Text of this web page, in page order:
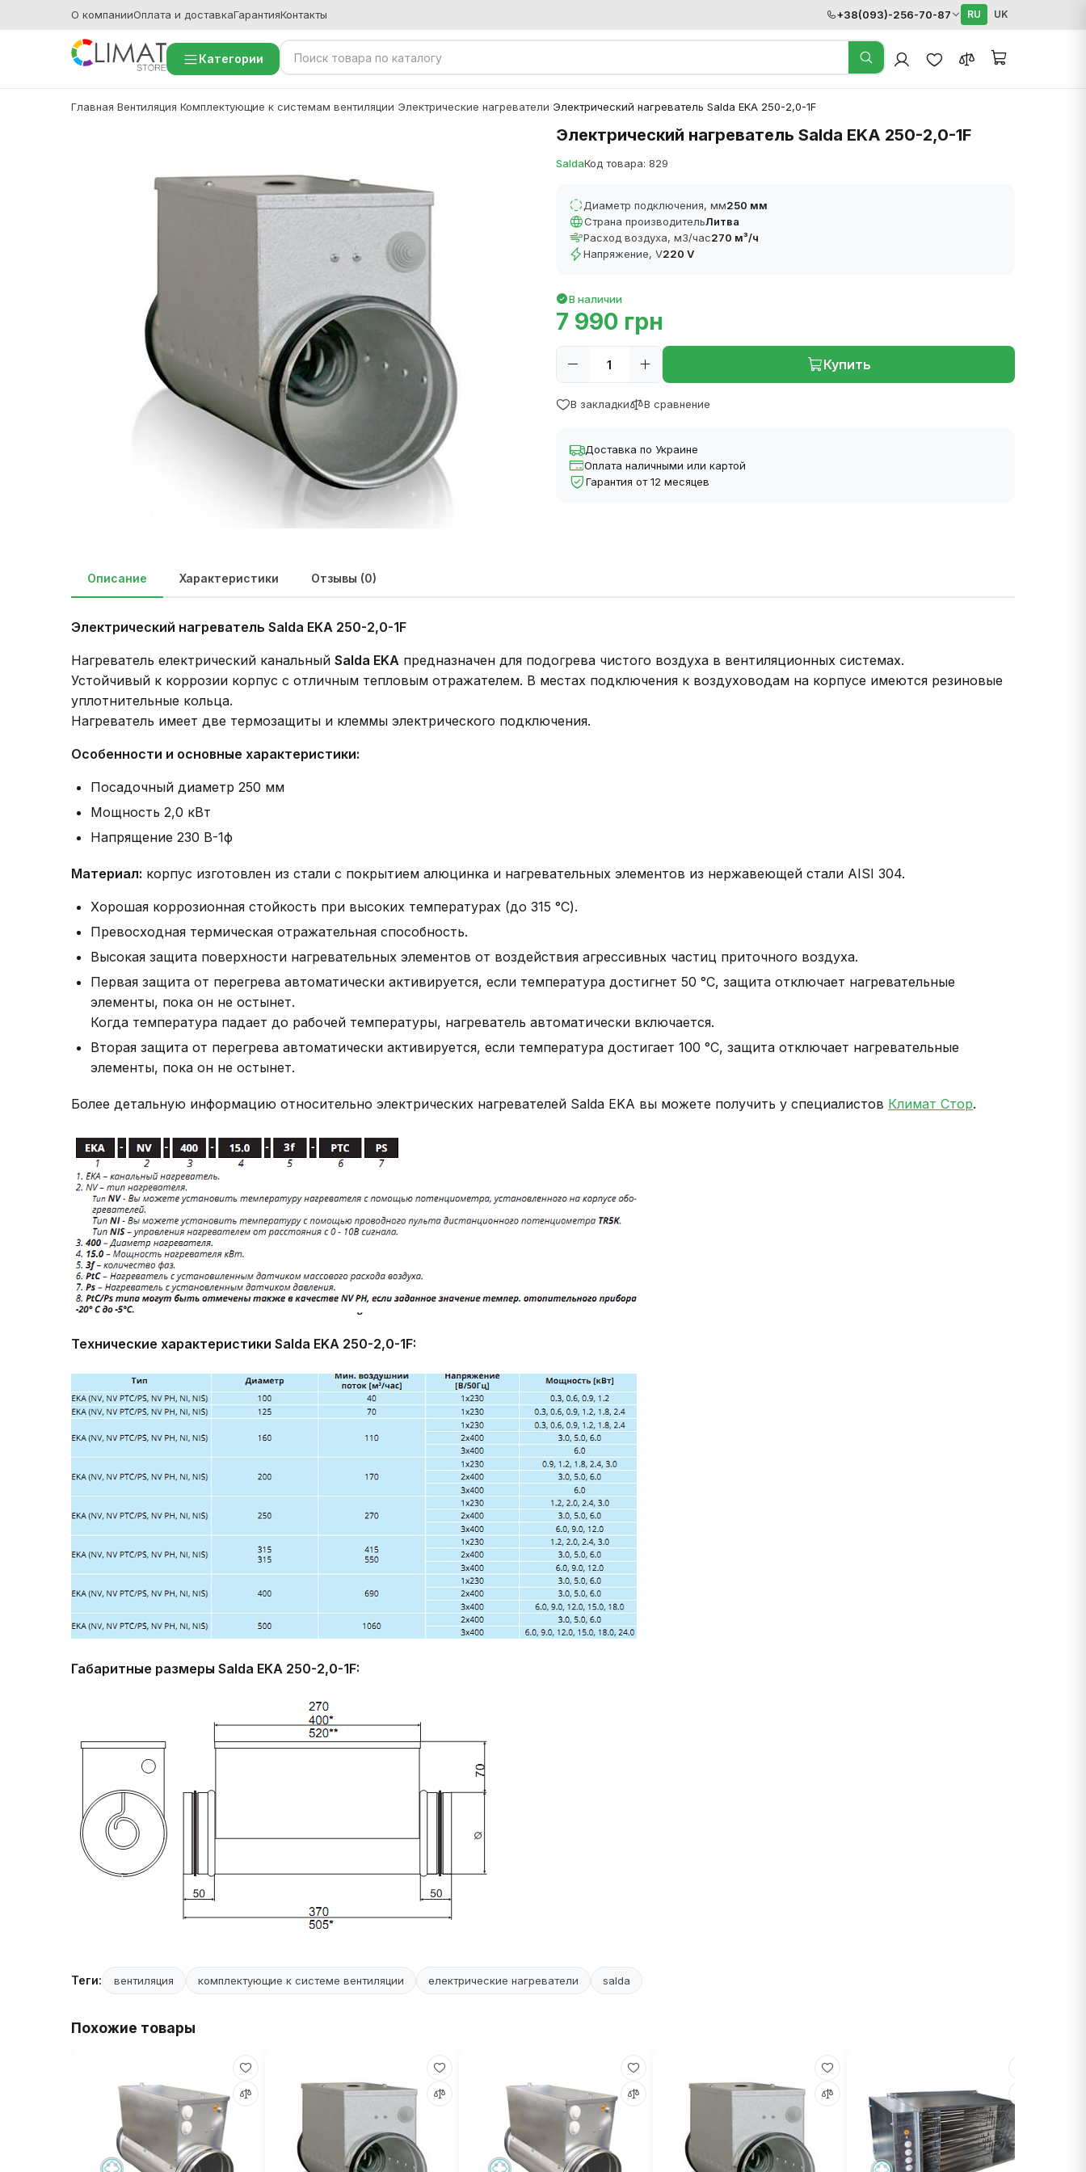
О компанииОплата и доставкаГарантияКонтакты +38(093)-256-70-87 RU UK
Категории
Главная Вентиляция Комплектующие к системам вентиляции Электрические нагреватели Электрический нагреватель Salda EKA 250-2,0-1F
Электрический нагреватель Salda EKA 250-2,0-1F
SaldaКод товара: 829
Диаметр подключения, мм250 мм
Страна производительЛитва
Расход воздуха, м3/час270 м³/ч
Напряжение, V220 V
В наличии
7 990 грн
Купить
В закладки В сравнение
Доставка по Украине
Оплата наличными или картой
Гарантия от 12 месяцев
Описание Характеристики Отзывы (0)
Электрический нагреватель Salda EKA 250-2,0-1F
Нагреватель електрический канальный Salda EKA предназначен для подогрева чистого воздуха в вентиляционных системах.
Устойчивый к коррозии корпус с отличным тепловым отражателем. В местах подключения к воздуховодам на корпусе имеются резиновые
уплотнительные кольца.
Нагреватель имеет две термозащиты и клеммы электрического подключения.
Особенности и основные характеристики:
Посадочный диаметр 250 мм
Мощность 2,0 кВт
Напрящение 230 В-1ф
Материал: корпус изготовлен из стали с покрытием алюцинка и нагревательных элементов из нержавеющей стали AISI 304.
Хорошая коррозионная стойкость при высоких температурах (до 315 °C).
Превосходная термическая отражательная способность.
Высокая защита поверхности нагревательных элементов от воздействия агрессивных частиц приточного воздуха.
Первая защита от перегрева автоматически активируется, если температура достигнет 50 °C, защита отключает нагревательные
элементы, пока он не остынет.
Когда температура падает до рабочей температуры, нагреватель автоматически включается.
Вторая защита от перегрева автоматически активируется, если температура достигает 100 °C, защита отключает нагревательные
элементы, пока он не остынет.
Более детальную информацию относительно электрических нагревателей Salda EKA вы можете получить у специалистов Климат Стор.
Технические характеристики Salda EKA 250-2,0-1F:
Габаритные размеры Salda EKA 250-2,0-1F:
Теги: вентиляция комплектующие к системе вентиляции електрические нагреватели salda
Похожие товары